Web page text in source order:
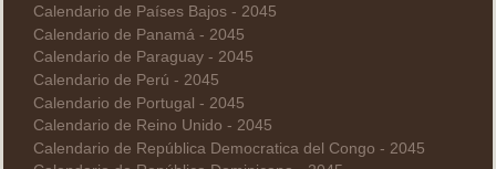
Calendario de Países Bajos - 2045
Calendario de Panamá - 2045
Calendario de Paraguay - 2045
Calendario de Perú - 2045
Calendario de Portugal - 2045
Calendario de Reino Unido - 2045
Calendario de República Democratica del Congo - 2045